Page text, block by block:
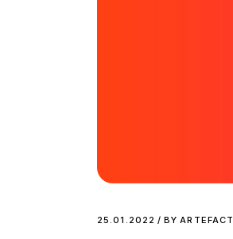
25.01.2022 BY ARTEFACT